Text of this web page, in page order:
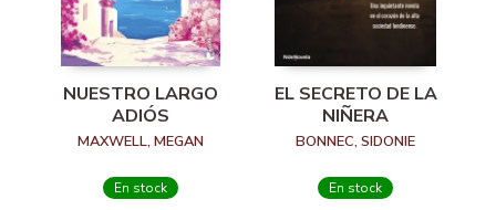
NUESTRO LARGO
ADIÓS
MAXWELL, MEGAN
En stock
EL SECRETO DE LA
NIÑERA
BONNEC, SIDONIE
En stock